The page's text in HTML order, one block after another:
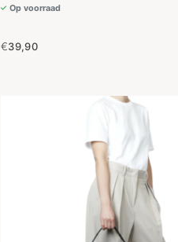
Op voorraad
€39,90